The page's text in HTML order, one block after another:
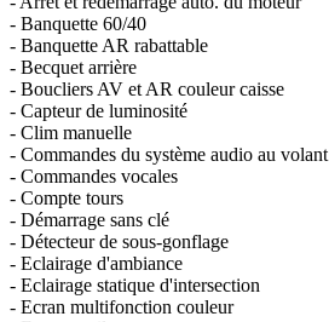
- Banquette 60/40
- Banquette AR rabattable
- Becquet arrière
- Boucliers AV et AR couleur caisse
- Capteur de luminosité
- Clim manuelle
- Commandes du système audio au volant
- Commandes vocales
- Compte tours
- Démarrage sans clé
- Détecteur de sous-gonflage
- Eclairage d'ambiance
- Eclairage statique d'intersection
- Ecran multifonction couleur